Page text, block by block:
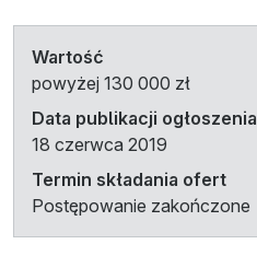
Wartość
powyżej 130 000 zł
Data publikacji ogłoszenia
18 czerwca 2019
Termin składania ofert
Postępowanie zakończone